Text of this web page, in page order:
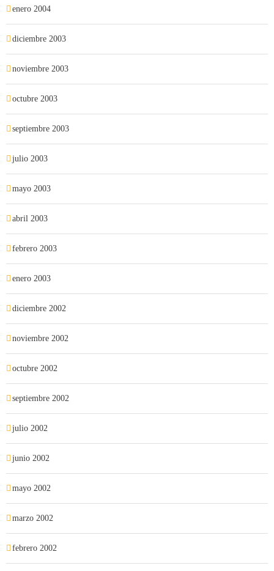
enero 2004
diciembre 2003
noviembre 2003
octubre 2003
septiembre 2003
julio 2003
mayo 2003
abril 2003
febrero 2003
enero 2003
diciembre 2002
noviembre 2002
octubre 2002
septiembre 2002
julio 2002
junio 2002
mayo 2002
marzo 2002
febrero 2002